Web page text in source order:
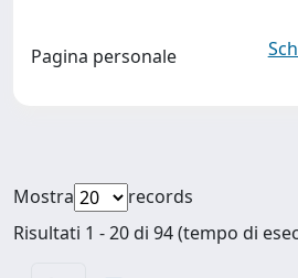
Pagina personale
Mostra
records
Risultati 1 - 20 di 94 (tempo di